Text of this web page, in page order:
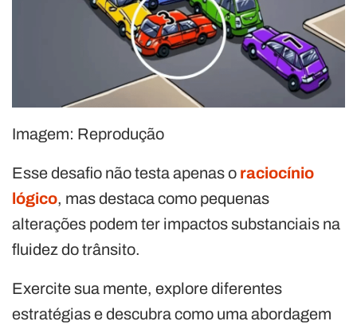
Imagem: Reprodução
Esse desafio não testa apenas o raciocínio
lógico, mas destaca como pequenas
alterações podem ter impactos substanciais na
fluidez do trânsito.
Exercite sua mente, explore diferentes
estratégias e descubra como uma abordagem